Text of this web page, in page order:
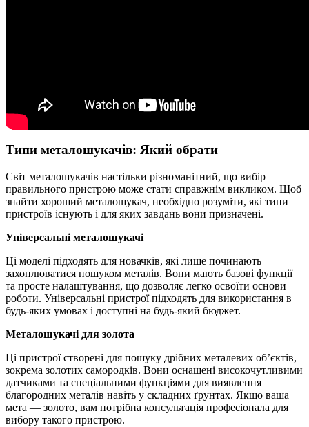
Типи металошукачів: Який обрати
Світ металошукачів настільки різноманітний, що вибір
правильного пристрою може стати справжнім викликом. Щоб
знайти хороший металошукач, необхідно розуміти, які типи
пристроїв існують і для яких завдань вони призначені.
Універсальні металошукачі
Ці моделі підходять для новачків, які лише починають
захоплюватися пошуком металів. Вони мають базові функції
та просте налаштування, що дозволяє легко освоїти основи
роботи. Універсальні пристрої підходять для використання в
будь-яких умовах і доступні на будь-який бюджет.
Металошукачі для золота
Ці пристрої створені для пошуку дрібних металевих об’єктів,
зокрема золотих самородків. Вони оснащені високочутливими
датчиками та спеціальними функціями для виявлення
благородних металів навіть у складних ґрунтах. Якщо ваша
мета — золото, вам потрібна консультація професіонала для
вибору такого пристрою.